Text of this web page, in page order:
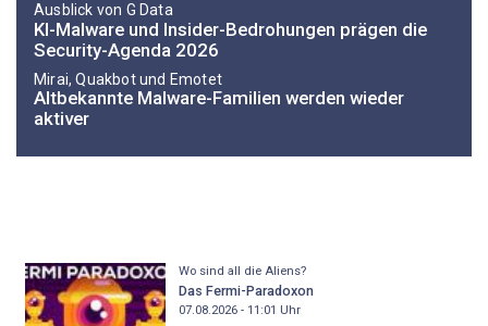
Ausblick von G Data
KI-Malware und Insider-Bedrohungen prägen die
Security-Agenda 2026
Mirai, Quakbot und Emotet
Altbekannte Malware-Familien werden wieder
aktiver
Wo sind all die Aliens?
Das Fermi-Paradoxon
07.08.2026 - 11:01 Uhr